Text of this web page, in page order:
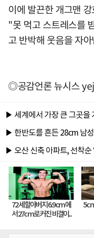
이에 발끈한 개그맨
"못 먹고 스트레스를
고 반박해 웃음을 자
◎공감언론 뉴시스